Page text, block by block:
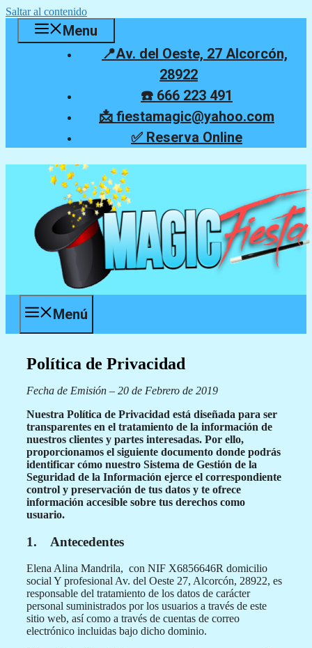
Saltar al contenido
Menu
📍Av. del Oeste, 27 Alcorcón,
28922
☎️ 666 223 491
📩 fiestamagic@yahoo.com
✅ Reserva Online
Menú
Política de Privacidad
Fecha de Emisión – 20 de Febrero de 2019
Nuestra Política de Privacidad está diseñada para ser
transparentes en el tratamiento de la información de
nuestros clientes y partes interesadas. Por ello,
proporcionamos el siguiente documento donde podrás
identificar cómo nuestro Sistema de Gestión de la
Seguridad de la Información ejerce el correspondiente
control y preservación de tus datos y te ofrece
información accesible sobre tus derechos como
usuario.
1. Antecedentes
Elena Alina Mandrila, con NIF X6856646R domicilio
social Y profesional Av. del Oeste 27, Alcorcón, 28922, es
responsable del tratamiento de los datos de carácter
personal suministrados por los usuarios a través de este
sitio web, así como a través de cuentas de correo
electrónico incluidas bajo dicho dominio.